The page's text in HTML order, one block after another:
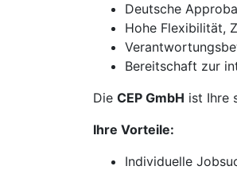
Deutsche
Hohe Flexibilität,
Bereitschaft zur
Die CEP GmbH ist Ihre
Ihre Vorteile:
Individuelle